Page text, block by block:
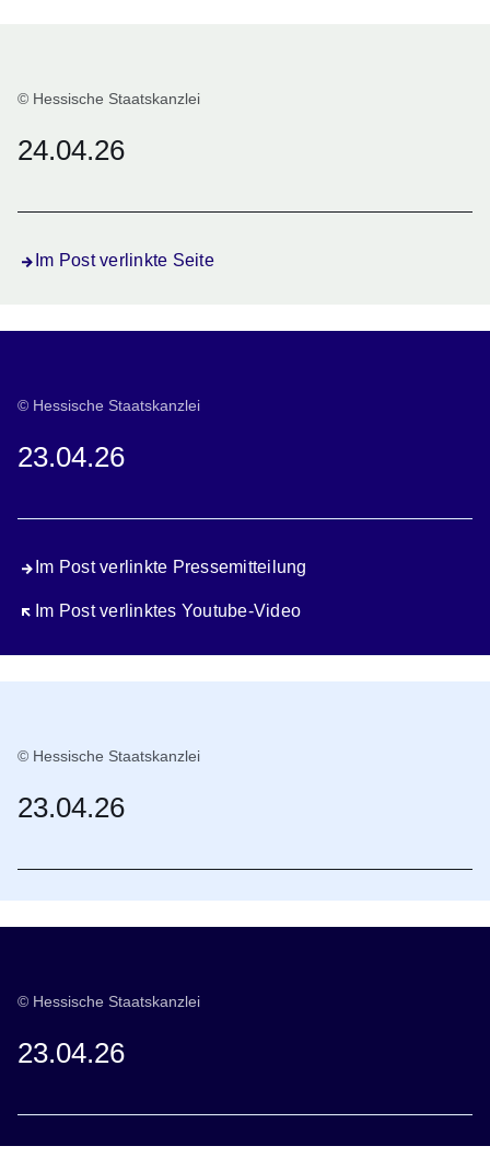
© Hessische Staatskanzlei
24.04.26
Im Post verlinkte Seite
© Hessische Staatskanzlei
23.04.26
Im Post verlinkte Pressemitteilung
Im Post verlinktes Youtube-Video
Öffnet sich in einem neuen Fenster
© Hessische Staatskanzlei
23.04.26
© Hessische Staatskanzlei
23.04.26